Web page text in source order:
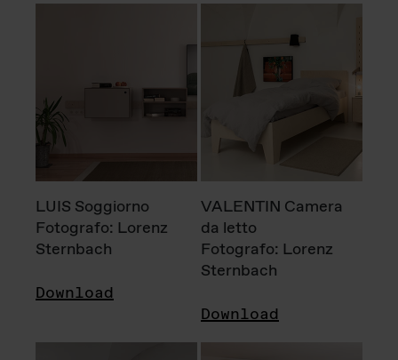
LUIS Soggiorno
Fotografo: Lorenz
Sternbach
Download
VALENTIN Camera
da letto
Fotografo: Lorenz
Sternbach
Download